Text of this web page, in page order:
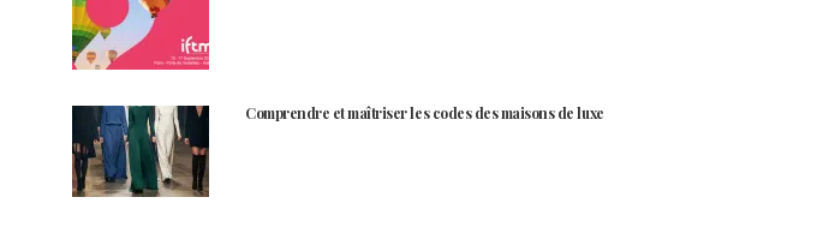
Comprendre et maîtriser les codes des maisons de luxe